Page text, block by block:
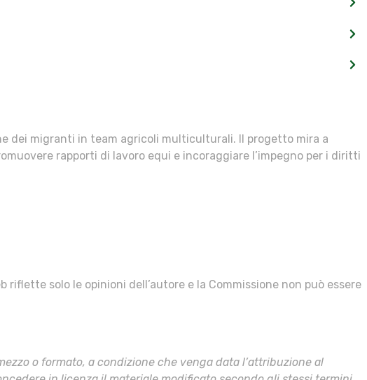
dei migranti in team agricoli multiculturali. Il progetto mira a
rapporti di lavoro equi e incoraggiare l’impegno per i diritti
solo le opinioni dell’autore e la Commissione non può essere
o formato, a condizione che venga data l’attribuzione al